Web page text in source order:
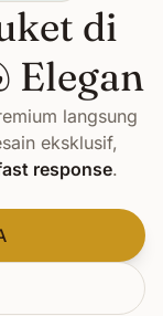
di
Elegan
langsung
eksklusif,
response.